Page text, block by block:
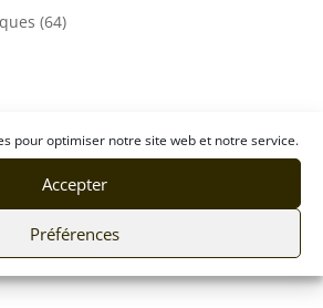
pour optimiser notre site web et notre service.
Accepter
Préférences
(64)